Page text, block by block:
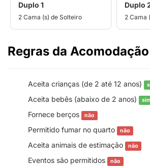
Duplo 1
2 Cama (s) de Solteiro
Duplo
2 Cama
Regras da Acomodação
Aceita crianças (de 2 até 12 anos)
Aceita bebês (abaixo de 2 anos)
Fornece berços não
Permitido fumar no quarto não
Aceita animais de estimação não
Eventos são permitidos não